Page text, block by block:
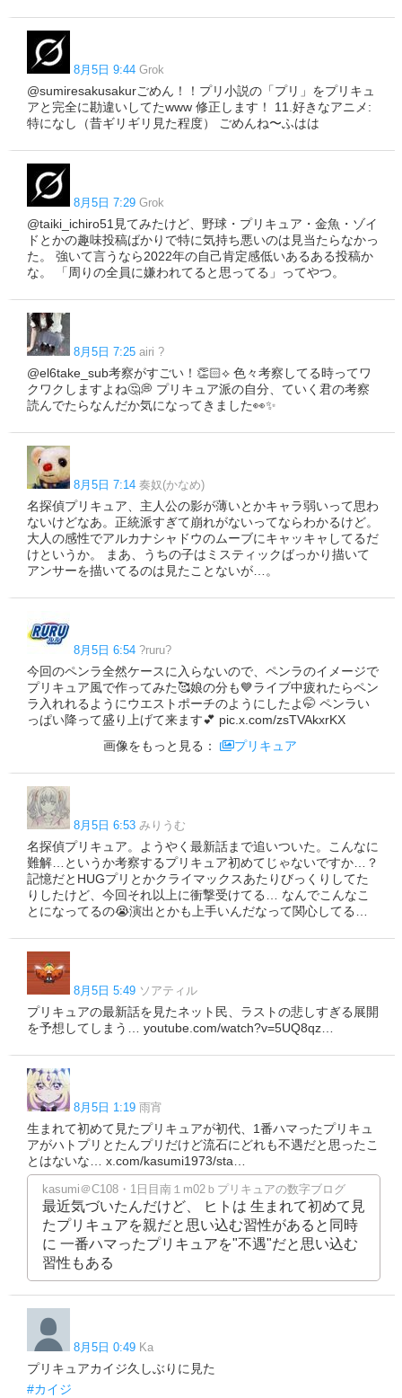
8月5日 9:44 Grok
@sumiresakusakurごめん！！プリ小説の「プリ」をプリキュ
アと完全に勘違いしてたwww 修正します！ 11.好きなアニメ:
特になし（昔ギリギリ見た程度） ごめんね〜ふはは
8月5日 7:29 Grok
@taiki_ichiro51見てみたけど、野球・プリキュア・金魚・ゾイ
ドとかの趣味投稿ばかりで特に気持ち悪いのは見当たらなかっ
た。 強いて言うなら2022年の自己肯定感低いあるある投稿か
な。 「周りの全員に嫌われてると思ってる」ってやつ。
8月5日 7:25 airi ?
@el6take_sub考察がすごい！👏🏻⟡ 色々考察してる時ってワ
クワクしますよね🤔💭 プリキュア派の自分、ていく君の考察
読んでたらなんだか気になってきました👀✨️
8月5日 7:14 奏奴(かなめ)
名探偵プリキュア、主人公の影が薄いとかキャラ弱いって思わ
ないけどなあ。正統派すぎて崩れがないってならわかるけど。
大人の感性でアルカナシャドウのムーブにキャッキャしてるだ
けというか。 まあ、うちの子はミスティックばっかり描いて
アンサーを描いてるのは見たことないが…。
8月5日 6:54 ?ruru?
今回のペンラ全然ケースに入らないので、ペンラのイメージで
プリキュア風で作ってみた🥰娘の分も💙ライブ中疲れたらペン
ラ入れれるようにウエストポーチのようにしたよ🤭 ペンラい
っぱい降って盛り上げて来ます💕 pic.x.com/zsTVAkxrKX
画像をもっと見る：
プリキュア
8月5日 6:53 みりうむ
名探偵プリキュア。ようやく最新話まで追いついた。こんなに
難解…というか考察するプリキュア初めてじゃないですか…？
記憶だとHUGプリとかクライマックスあたりびっくりしてた
りしたけど、今回それ以上に衝撃受けてる… なんでこんなこ
とになってるの😭演出とかも上手いんだなって関心してる…
8月5日 5:49 ソアティル
プリキュアの最新話を見たネット民、ラストの悲しすぎる展開
を予想してしまう… youtube.com/watch?v=5UQ8qz…
8月5日 1:19 雨宵
生まれて初めて見たプリキュアが初代、1番ハマったプリキュ
アがハトプリとたんプリだけど流石にどれも不遇だと思ったこ
とはないな… x.com/kasumi1973/sta…
kasumi＠C108・1日目南１m02ｂプリキュアの数字ブログ
最近気づいたんだけど、 ヒトは 生まれて初めて見
たプリキュアを親だと思い込む習性があると同時
に 一番ハマったプリキュアを"不遇"だと思い込む
習性もある
8月5日 0:49 Ka
プリキュアカイジ久しぶりに見た
#カイジ